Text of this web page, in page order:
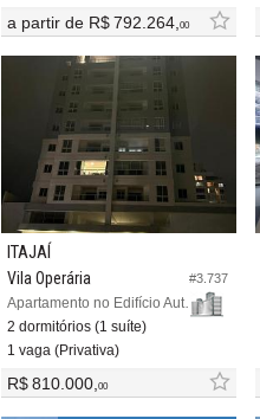
a partir de R$ 792.264,00
#3.737
ITAJAÍ
Vila Operária
Apartamento no Edifício Authentique
2 dormitórios (1 suíte)
1 vaga (Privativa)
R$ 810.000, 00